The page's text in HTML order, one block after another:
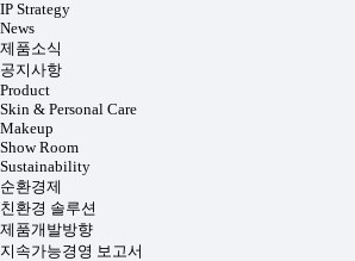
IP Strategy
News
제품소식
공지사항
Product
Skin & Personal Care
Makeup
Show Room
Sustainability
순환경제
친환경 솔루션
제품개발방향
지속가능경영 보고서